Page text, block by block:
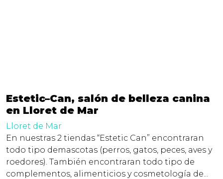
Estetic–Can, salón de belleza canina
en Lloret de Mar
Lloret de Mar
En nuestras 2 tiendas “Estetic Can” encontraran
todo tipo demascotas (perros, gatos, peces, aves y
roedores). También encontraran todo tipo de
complementos, alimenticios y cosmetología de...